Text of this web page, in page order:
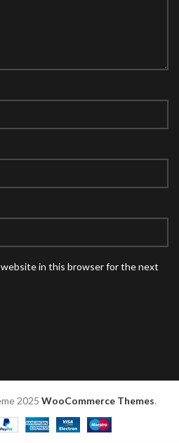
website in this browser for the next
2025 WooCommerce Themes.